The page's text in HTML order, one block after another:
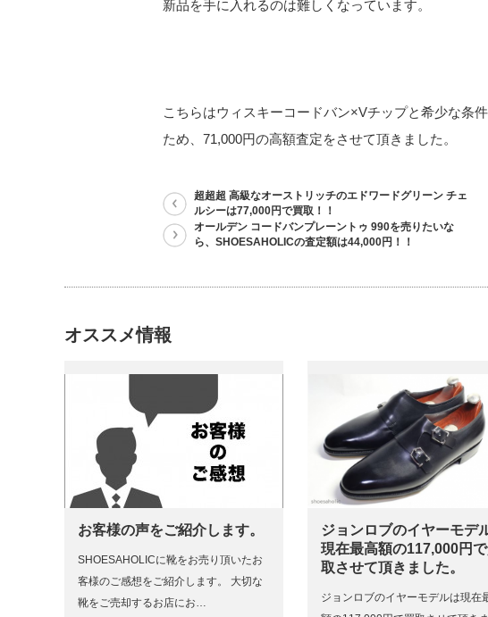
新品を手に入れるのは難しくなっています。
こちらはウィスキーコードバン×Vチップと希少な条
ため、71,000円の高額査定をさせて頂きました。
超超超 高級なオーストリッチのエドワードグリーン チェ
ルシーは77,000円で買取！！
オールデン コードバンプレーントゥ 990を売りたいな
ら、SHOESAHOLICの査定額は44,000円！！
オススメ情報
お客様の声をご紹介します。
SHOESAHOLICに靴をお売り頂いたお
客様のご感想をご紹介します。 大切な
靴をご売却するお店にお…
ジョンロブのイヤーモデ
現在最高額の117,000円
取させて頂きました。
ジョンロブのイヤーモデルは現在